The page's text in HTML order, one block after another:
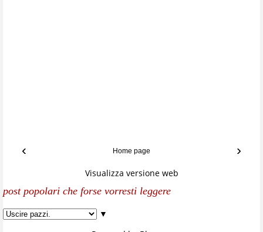
‹ ›
Home page
Visualizza versione web
post popolari che forse vorresti leggere
▼